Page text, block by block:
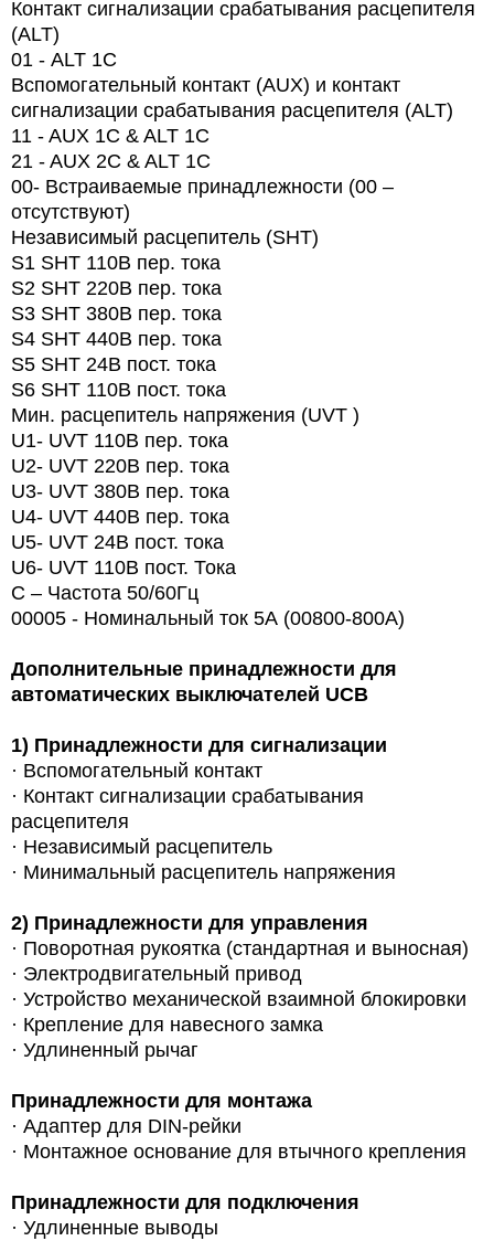
Контакт сигнализации срабатывания расцепителя
(ALT)
01 - ALT 1C
Вспомогательный контакт (AUX) и контакт
сигнализации срабатывания расцепителя (ALT)
11 - AUX 1C & ALT 1C
21 - AUX 2C & ALT 1C
00- Встраиваемые принадлежности (00 –
отсутствуют)
Независимый расцепитель (SHT)
S1 SHT 110В пер. тока
S2 SHT 220В пер. тока
S3 SHT 380В пер. тока
S4 SHT 440В пер. тока
S5 SHT 24В пост. тока
S6 SHT 110В пост. тока
Мин. расцепитель напряжения (UVT )
U1- UVT 110В пер. тока
U2- UVT 220В пер. тока
U3- UVT 380В пер. тока
U4- UVT 440В пер. тока
U5- UVT 24В пост. тока
U6- UVT 110В пост. Тока
С – Частота 50/60Гц
00005 - Номинальный ток 5А (00800-800A)
Дополнительные принадлежности для
автоматических выключателей UCB
1) Принадлежности для сигнализации
· Вспомогательный контакт
· Контакт сигнализации срабатывания
расцепителя
· Независимый расцепитель
· Минимальный расцепитель напряжения
2) Принадлежности для управления
· Поворотная рукоятка (стандартная и выносная)
· Электродвигательный привод
· Устройство механической взаимной блокировки
· Крепление для навесного замка
· Удлиненный рычаг
Принадлежности для монтажа
· Адаптер для DIN-рейки
· Монтажное основание для втычного крепления
Принадлежности для подключения
· Удлиненные выводы